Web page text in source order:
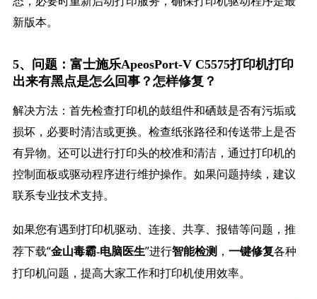
新版本。
5、问题：富士施乐ApeosPort-V C5575打印机打印
出来有黑点是怎么回事？怎样修复？
解决方法：首先检查打印机的鼓组件和硒鼓是否有污垢或
损坏，必要时清洁或更换。检查纸张路径和传送带上是否
有异物。还可以进行打印头的校准和清洁，通过打印机的
控制面板或驱动程序进行维护操作。如果问题持续，建议
联系专业技术支持。
如果您有遇到打印机驱动、连接、共享、报错等问题，推
荐下载“金山毒霸-电脑医生”进行智能检测， 一键修复各种
打印机问题，提高大家工作和打印机使用效率。